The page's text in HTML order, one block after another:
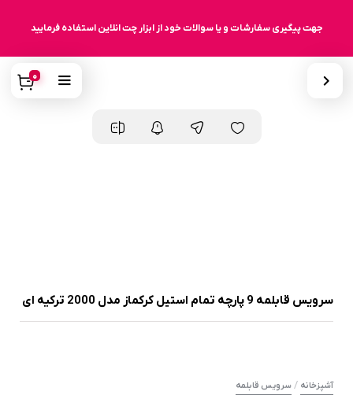
جهت پیگیری سفارشات و یا سوالات خود از ابزار چت انلاین استفاده فرمایید
0
سرویس قابلمه 9 پارچه تمام استیل کرکماز مدل 2000 ترکیه ای
آشپزخانه / سرویس قابلمه